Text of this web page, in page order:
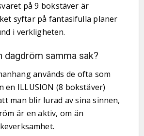
på 9 bokstäver är
syftar på fantasifulla planer
i verkligheten.
dagdröm samma sak?
används de ofta som
en ILLUSION (8 bokstäver)
man blir lurad av sina sinnen,
är en aktiv, om än